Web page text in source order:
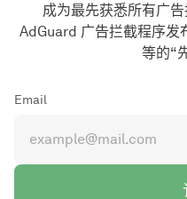
成为最先获悉所有广
AdGuard 广告拦截程序发
等的“
Email